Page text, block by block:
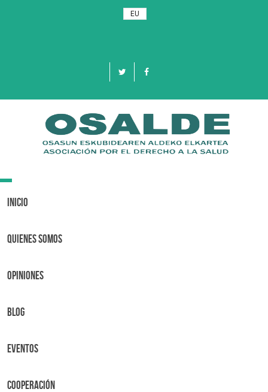
EU
Toggle
Inicio
Quienes Somos
OPINIONES
BLOG
Eventos
Cooperación